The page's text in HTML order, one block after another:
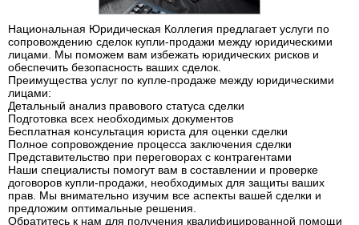
Национальная Юридическая Коллегия предлагает услуги по
сопровождению сделок купли-продажи между юридическими
лицами. Мы поможем вам избежать юридических рисков и
обеспечить безопасность ваших сделок.
Преимущества услуг по купле-продаже между юридическими
лицами:
Детальный анализ правового статуса сделки
Подготовка всех необходимых документов
Бесплатная консультация юриста для оценки сделки
Полное сопровождение процесса заключения сделки
Представительство при переговорах с контрагентами
Наши специалисты помогут вам в составлении и проверке
договоров купли-продажи, необходимых для защиты ваших
прав. Мы внимательно изучим все аспекты вашей сделки и
предложим оптимальные решения.
Обратитесь к нам для получения квалифицированной помощи